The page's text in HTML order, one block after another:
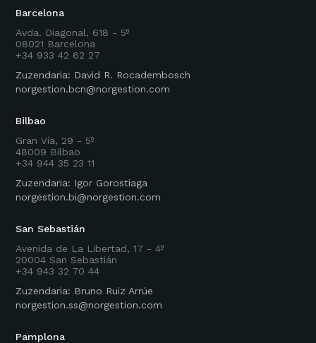
Barcelona
Avda. Diagonal, 618 - 5º
08021 Barcelona
+34 933 42 62 27
Zuzendaria: David R. Rocadembosch
norgestion.bcn@norgestion.com
Bilbao
Gran Vía, 29 - 5º
48009 Bilbao
+34 944 35 23 11
Zuzendaria: Igor Gorostiaga
norgestion.bi@norgestion.com
San Sebastián
Avenida de La Libertad, 17 - 4º
20004 San Sebastián
+34 943 32 70 44
Zuzendaria: Bruno Ruiz Arrúe
norgestion.ss@norgestion.com
Pamplona